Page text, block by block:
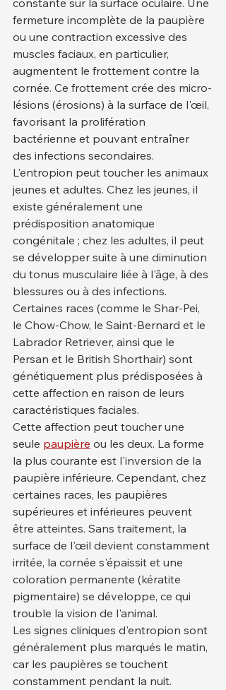
constante sur la surface oculaire. Une
fermeture incomplète de la paupière
ou une contraction excessive des
muscles faciaux, en particulier,
augmentent le frottement contre la
cornée. Ce frottement crée des micro-
lésions (érosions) à la surface de l'œil,
favorisant la prolifération
bactérienne et pouvant entraîner
des infections secondaires.
L'entropion peut toucher les animaux
jeunes et adultes. Chez les jeunes, il
existe généralement une
prédisposition anatomique
congénitale ; chez les adultes, il peut
se développer suite à une diminution
du tonus musculaire liée à l'âge, à des
blessures ou à des infections.
Certaines races (comme le Shar-Pei,
le Chow-Chow, le Saint-Bernard et le
Labrador Retriever, ainsi que le
Persan et le British Shorthair) sont
génétiquement plus prédisposées à
cette affection en raison de leurs
caractéristiques faciales.
Cette affection peut toucher une
seule paupière ou les deux. La forme
la plus courante est l'inversion de la
paupière inférieure. Cependant, chez
certaines races, les paupières
supérieures et inférieures peuvent
être atteintes. Sans traitement, la
surface de l'œil devient constamment
irritée, la cornée s'épaissit et une
coloration permanente (kératite
pigmentaire) se développe, ce qui
trouble la vision de l'animal.
Les signes cliniques d'entropion sont
généralement plus marqués le matin,
car les paupières se touchent
constamment pendant la nuit.